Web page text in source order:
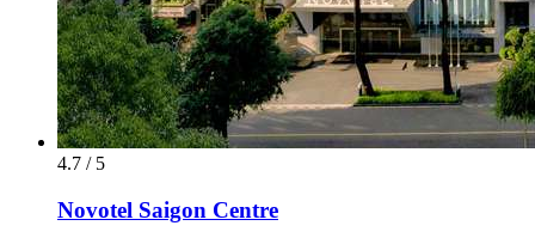
4.7 / 5
Novotel Saigon Centre